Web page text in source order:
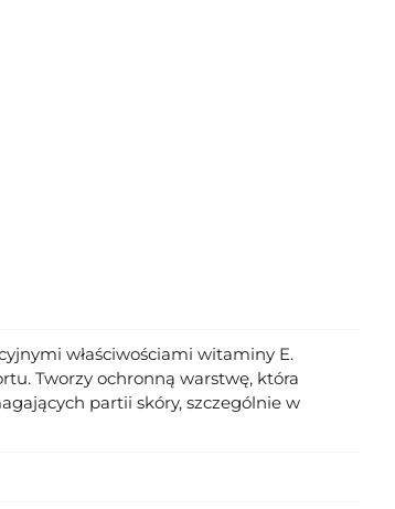
właściwościami witaminy E.
Tworzy ochronną warstwę, która
partii skóry, szczególnie w